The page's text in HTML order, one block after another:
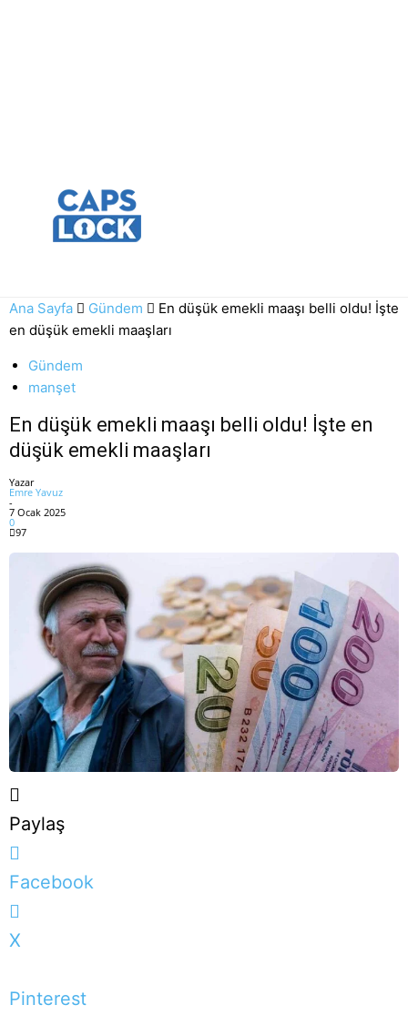
Ana Sayfa Gündem
En düşük emekli maaşı belli oldu! İşte
en düşük emekli maaşları
Gündem
manşet
En düşük emekli maaşı belli oldu! İşte en
düşük emekli maaşları
Yazar
Emre Yavuz
-
7 Ocak 2025
0
97
Paylaş
Facebook
X
Pinterest